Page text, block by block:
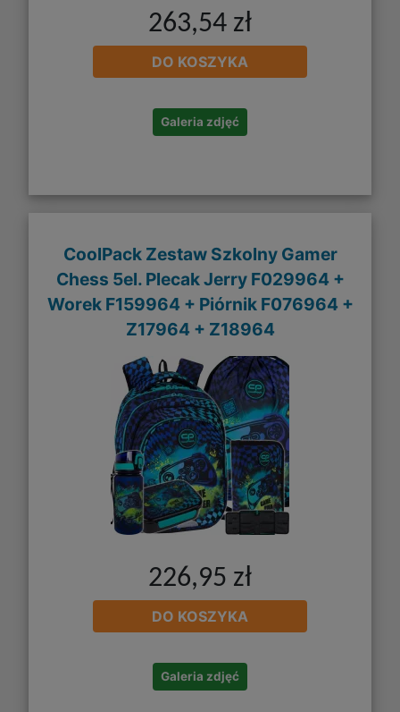
263,54 zł
DO KOSZYKA
Galeria zdjęć
CoolPack Zestaw Szkolny Gamer
Chess 5el. Plecak Jerry F029964 +
Worek F159964 + Piórnik F076964 +
Z17964 + Z18964
226,95 zł
DO KOSZYKA
Galeria zdjęć